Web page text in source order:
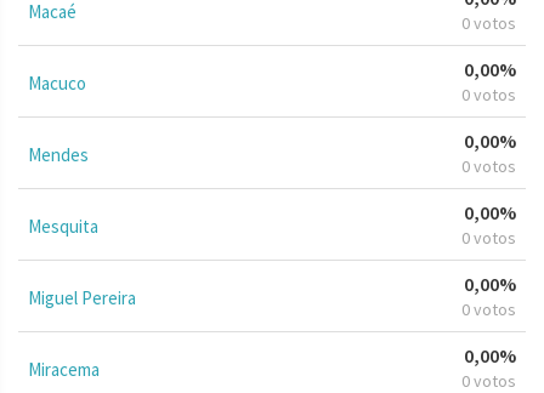
Macaé 0 votos
Macuco
0,00%
0 votos
Mendes
0,00%
0 votos
Mesquita
0,00%
0 votos
Miguel Pereira
0,00%
0 votos
Miracema
0,00%
0 votos